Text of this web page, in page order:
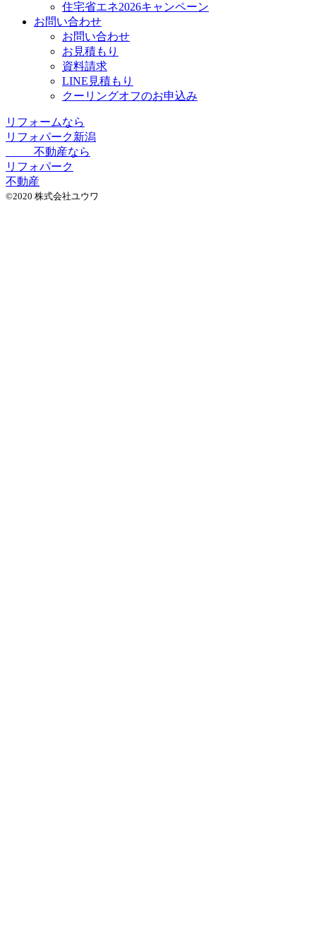
住宅省エネ2026キャンペーン
お問い合わせ
お問い合わせ
お見積もり
資料請求
LINE見積もり
クーリングオフのお申込み
リフォームなら
リフォパーク新潟
不動産なら
リフォパーク
不動産
©2020 株式会社ユウワ